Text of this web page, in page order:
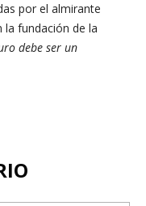
por el almirante
la fundación de la
debe ser un